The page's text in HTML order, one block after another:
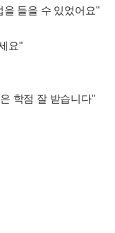
을 들을 수 있었어요"
요"
학점 잘 받습니다"